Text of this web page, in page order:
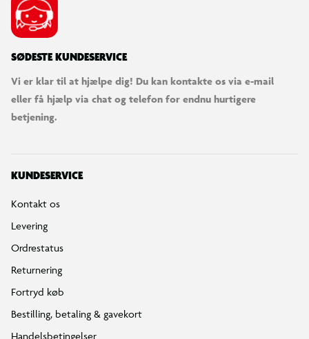
SØDESTE KUNDESERVICE
Vi er klar til at hjælpe dig! Du kan kontakte os via e-mail
eller få hjælp via chat og telefon for endnu hurtigere
betjening.
KUNDESERVICE
Kontakt os
Levering
Ordrestatus
Returnering
Fortryd køb
Bestilling, betaling & gavekort
Handelsbetingelser